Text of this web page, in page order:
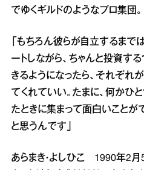
でゆくギルドのようなプロ集団。
「もちろん彼らが自立するまで
ートしながら、ちゃんと投資す
きるようになったら、それぞれ
てくれていい。たまに、何かひ
たときに集まって面白いことが
と思うんです」
あらまき・よしひこ 1990年2月